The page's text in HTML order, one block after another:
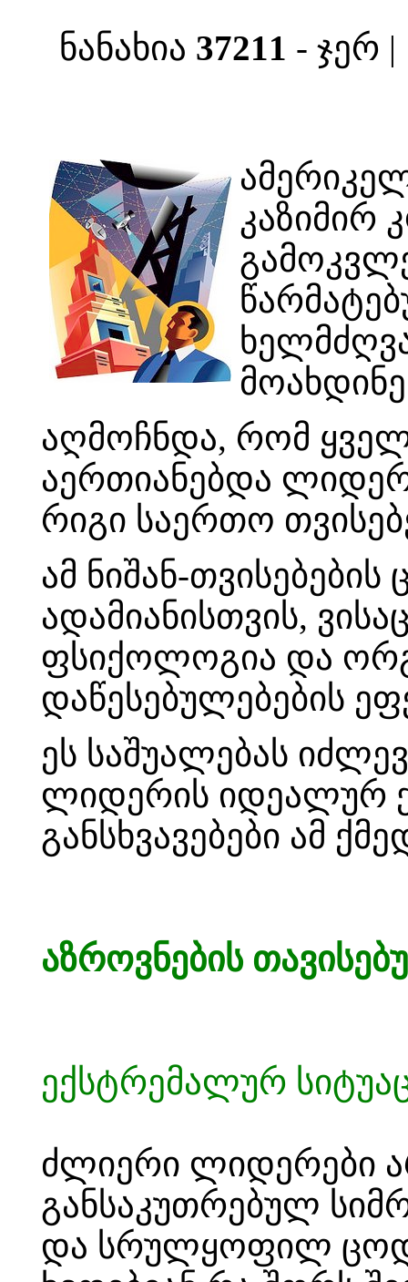
ნანახია 37211 - ჯერ
კაზიმირ
აღმოჩნდა, რომ
აერთიანებდა
რიგი საერთო
ამ ნიშან-
ადამიანისთვის,
ფსიქოლოგია და
დაწესებულებების
ეს საშუალებას
ლიდერის იდეალურ
განსხვავებები ამ
აზროვნების
ექსტრემალურ
ძლიერი ლიდერები
განსაკუთრებულ
და სრულყოფილ